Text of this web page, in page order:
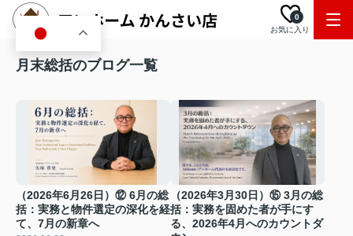
お気に入り
0
月末総括のブログ一覧
（2026年6月26日）⑫ 6月の総
括：実務と物件選定の深化を経
て、7月の新章へ
（2026年3月30日）⑮ 3月の総
括：実務を固めた者が手にす
る、2026年4月へのカウントダ